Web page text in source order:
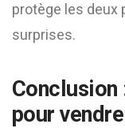
protège les deux
surprises.
pour